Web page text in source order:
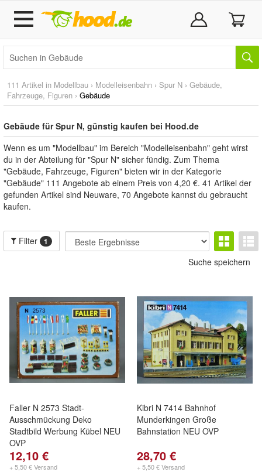
111 Artikel in Modellbau › Modelleisenbahn › Spur N › Gebäude,
Fahrzeuge, Figuren › Gebäude
Gebäude für Spur N, günstig kaufen bei Hood.de
Wenn es um "Modellbau" im Bereich "Modelleisenbahn" geht wirst
du in der Abteilung für "Spur N" sicher fündig. Zum Thema
"Gebäude, Fahrzeuge, Figuren" bieten wir in der Kategorie
"Gebäude" 111 Angebote ab einem Preis von 4,20 €. 41 Artikel der
gefunden Artikel sind Neuware, 70 Angebote kannst du gebraucht
kaufen.
Filter 1
Suche speichern
Faller N 2573 Stadt-
Ausschmückung Deko
Stadtbild Werbung Kübel NEU
OVP
12,10 €
+ 5,50 € Versand
Kibri N 7414 Bahnhof
Munderkingen Große
Bahnstation NEU OVP
28,70 €
+ 5,50 € Versand